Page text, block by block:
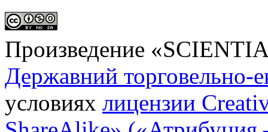
Произведение «
Державний торговельно-
условиях лицензии